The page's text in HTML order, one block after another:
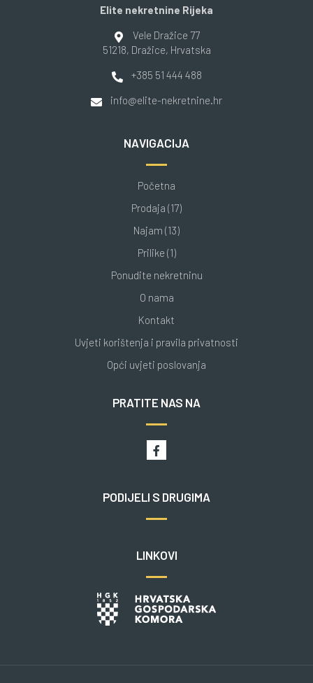
Elite nekretnine Rijeka
Vele Dražice 77
51218, Dražice, Hrvatska
+385 51 444 488
info@elite-nekretnine.hr
NAVIGACIJA
Početna
Prodaja (17)
Najam (13)
Prilike (1)
Ponudite nekretninu
O nama
Kontakt
Uvjeti korištenja i pravila privatnosti
Opći uvjeti poslovanja
PRATITE NAS NA
PODIJELI S DRUGIMA
LINKOVI